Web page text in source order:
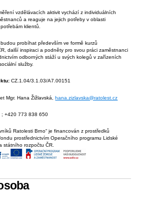
vzdělávacích aktivit vychází z individuálních
a reaguje na jejich potřeby v oblasti
klientů.
probíhat především ve formě kurzů
další inspiraci a podněty pro svou práci zaměstnanci
odborných stáží u svých kolegů v zařízeních
služby.
CZ.1.04/3.1.03/A7.00151
et Mgr. Hana Žižlavská,hana.zizlavska@ratolest.cz
+420 773 838 650
Ratolesti Brno“ je financován z prostředků
prostřednictvím Operačního programu Lidské
státního rozpočtu ČR.